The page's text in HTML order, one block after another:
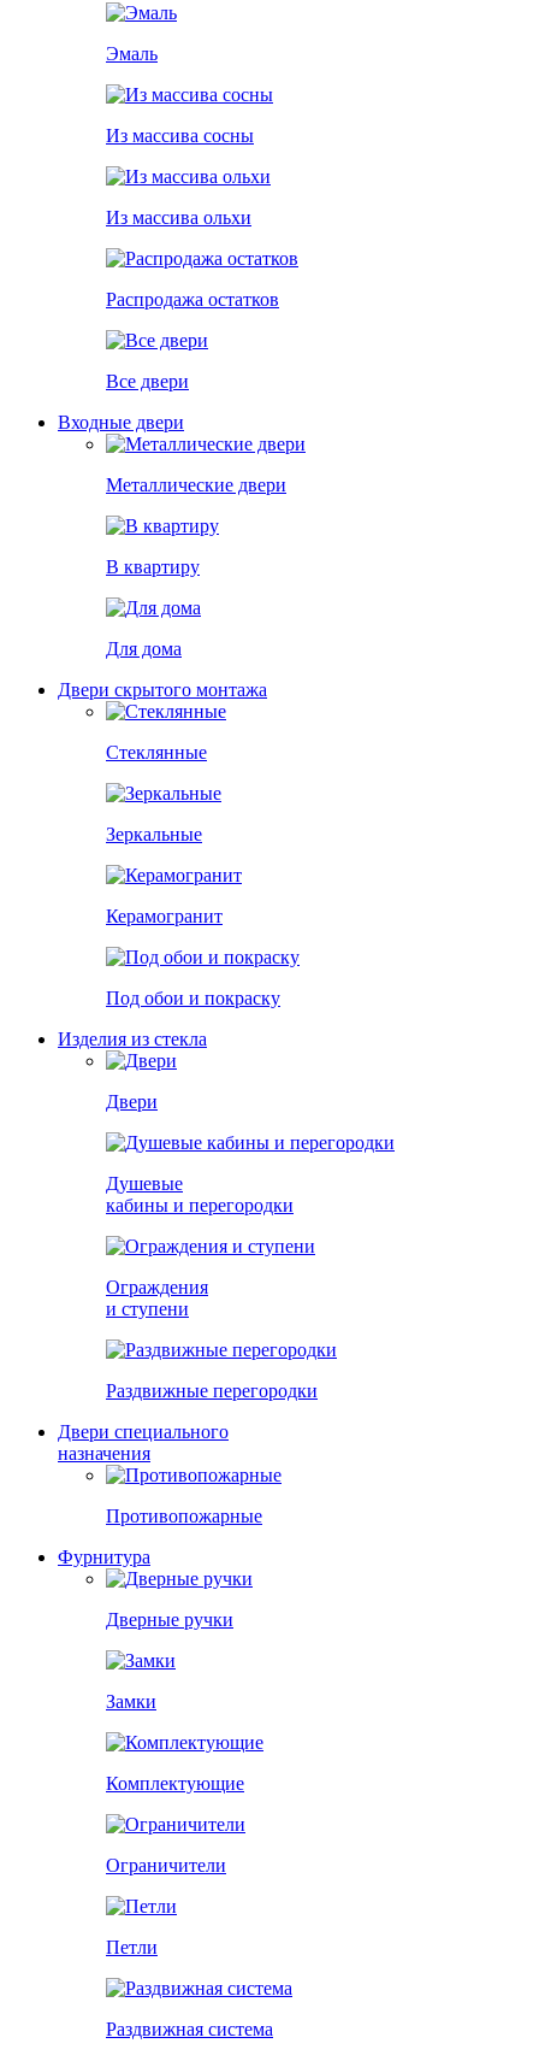
Эмаль
Из массива сосны
Из массива ольхи
Распродажа остатков
Все двери
Входные двери
Металлические двери
В квартиру
Для дома
Двери скрытого монтажа
Стеклянные
Зеркальные
Керамогранит
Под обои и покраску
Изделия из стекла
Двери
Душевые
кабины и перегородки
Ограждения
и ступени
Раздвижные перегородки
Двери специального
назначения
Противопожарные
Фурнитура
Дверные ручки
Замки
Комплектующие
Ограничители
Петли
Раздвижная система